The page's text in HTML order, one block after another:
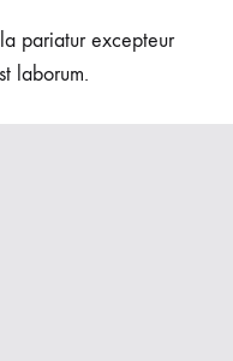
pariatur excepteur
laborum.